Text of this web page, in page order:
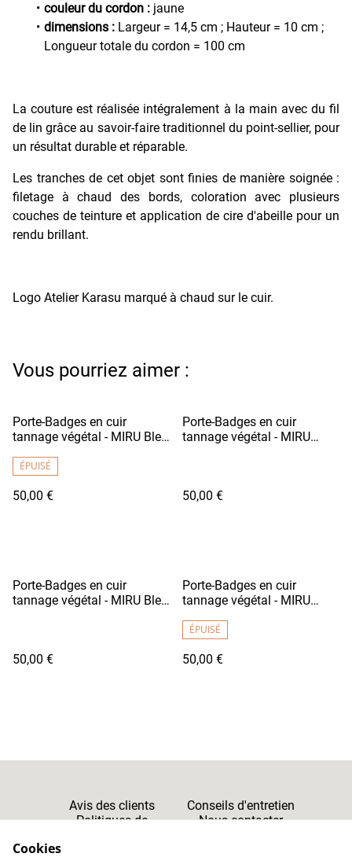
couleur du cordon : jaune
dimensions : Largeur = 14,5 cm ; Hauteur = 10 cm ;
Longueur totale du cordon = 100 cm
La couture est réalisée intégralement à la main avec du fil
de lin grâce au savoir-faire traditionnel du point-sellier, pour
un résultat durable et réparable.
Les tranches de cet objet sont finies de manière soignée :
filetage à chaud des bords, coloration avec plusieurs
couches de teinture et application de cire d'abeille pour un
rendu brillant.
Logo Atelier Karasu marqué à chaud sur le cuir.
Vous pourriez aimer :
Porte-Badges en cuir
tannage végétal - MIRU Bleu
ÉPUISÉ
50,00 €
Porte-Badges en cuir
tannage végétal - MIRU
50,00 €
Porte-Badges en cuir
tannage végétal - MIRU Bleu
50,00 €
Porte-Badges en cuir
tannage végétal - MIRU
ÉPUISÉ
50,00 €
Avis des clients
Conseils d'entretien
Politiques de
Nous contacter
Cookies